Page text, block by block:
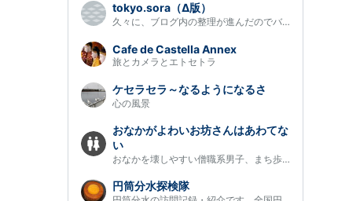
tokyo.sora（Δ版）
久々に、ブログ内の整理が進んだのでバージョンを上げます。日々の…
Cafe de Castella Annex
旅とカメラとエトセトラ
ケセラセラ～なるようになるさ
心の風景
おなかがよわいお坊さんはあわてな
い
おなかを壊しやすい僧職系男子、まち歩きのススメ。
円筒分水探検隊